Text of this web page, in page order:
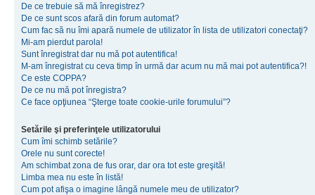
De ce trebuie să mă înregistrez?
De ce sunt scos afară din forum automat?
Cum fac să nu îmi apară numele de utilizator în lista de utilizatori conectaţi?
Mi-am pierdut parola!
Sunt înregistrat dar nu mă pot autentifica!
M-am înregistrat cu ceva timp în urmă dar acum nu mă mai pot autentifica?!
Ce este COPPA?
De ce nu mă pot înregistra?
Ce face opţiunea “Şterge toate cookie-urile forumului”?
Setările şi preferinţele utilizatorului
Cum îmi schimb setările?
Orele nu sunt corecte!
Am schimbat zona de fus orar, dar ora tot este greşită!
Limba mea nu este în listă!
Cum pot afişa o imagine lângă numele meu de utilizator?